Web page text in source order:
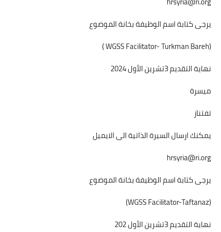
يرجى كتابة اسم الوظيفة بخانة الموضوع
(WGSS Facilitator- Turkman Bareh )
نهاية التقديم 3تشرين الأول 2024
ميسرة
تفتناز
يمكنك ارسال السيرة الذاتية الى الايميل
hrsyria@ri.org
يرجى كتابة اسم الوظيفة بخانة الموضوع
(WGSS Facilitator-Taftanaz)
نهاية التقديم 3تشرين الأول 202